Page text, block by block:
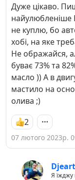
Дуже цікаво.
найулюбленіше
не куплю, бо
хобі, на яке
Не ображайся,
буває 73% та
масло )) А в
мастило на
олива ;)
2
07 лютого 2023р.
Я їжджу